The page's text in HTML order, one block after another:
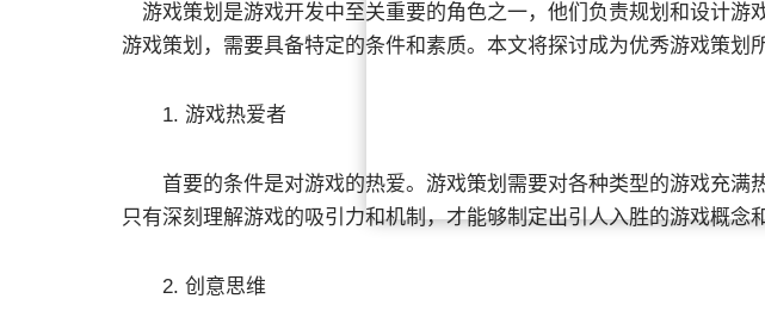
游戏策划是游戏开发中至关重要的角色之一，他们负责规划和设计游
游戏策划，需要具备特定的条件和素质。本文将探讨成为优秀游戏策划
1. 游戏热爱者
首要的条件是对游戏的热爱。游戏策划需要对各种类型的游戏充满热
只有深刻理解游戏的吸引力和机制，才能够制定出引人入胜的游戏概念
2. 创意思维